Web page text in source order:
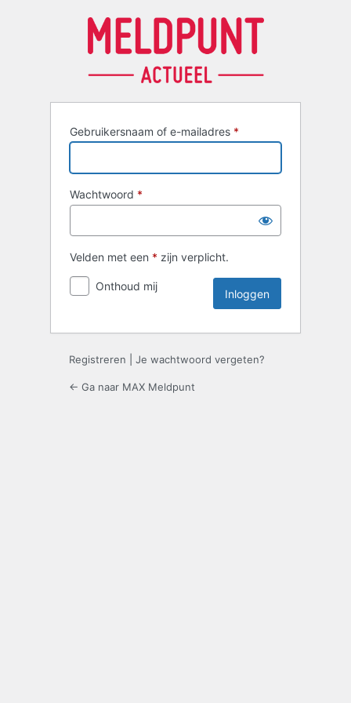
Gebruikersnaam of e-mailadres *
Wachtwoord *
Velden met een * zijn verplicht.
Onthoud mij
Registreren Je wachtwoord vergeten?
← Ga naar MAX Meldpunt